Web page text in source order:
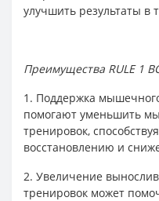
улучшить результаты в
Преимущества RULE 1
1. Поддержка
помогают уменьшить
тренировок,
восстановлению и
2. Увеличение
тренировок может